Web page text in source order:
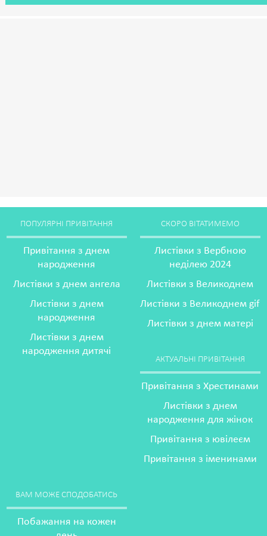
ПОПУЛЯРНІ ПРИВІТАННЯ
Привітання з днем
народження
Листівки з днем ангела
Листівки з днем
народження
Листівки з днем
народження дитячі
СКОРО ВІТАТИМЕМО
Листівки з Вербною
неділею 2024
Листівки з Великоднем
Листівки з Великоднем gif
Листівки з днем матері
АКТУАЛЬНІ ПРИВІТАННЯ
Привітання з Хрестинами
Листівки з днем
народження для жінок
Привітання з ювілеєм
Привітання з іменинами
ВАМ МОЖЕ СПОДОБАТИСЬ
Побажання на кожен